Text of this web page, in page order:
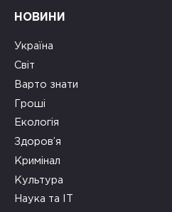
НОВИНИ
Україна
Світ
Варто знати
Гроші
Екологія
Здоров’я
Кримінал
Культура
Наука та ІТ